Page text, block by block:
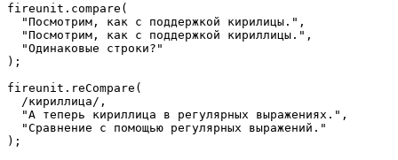
fireunit.compare(
  "Посмотрим, как с поддержкой кирилицы.",
  "Посмотрим, как с поддержкой кириллицы.",
  "Одинаковые строки?"
);
fireunit.reCompare(
  /кириллица/,
  "А теперь кириллица в регулярных выражениях.",
  "Сравнение с помощью регулярных выражений."
);